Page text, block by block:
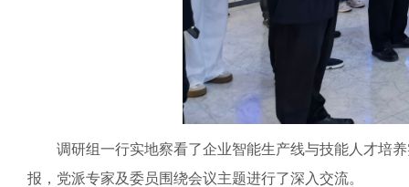
调研组一行实地察看了企业智能生产线与技能人才培养
报，党派专家及委员围绕会议主题进行了深入交流。